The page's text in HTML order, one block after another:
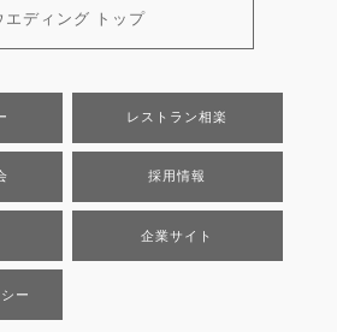
エディング トップ
レストラン相楽
採用情報
企業サイト
ー